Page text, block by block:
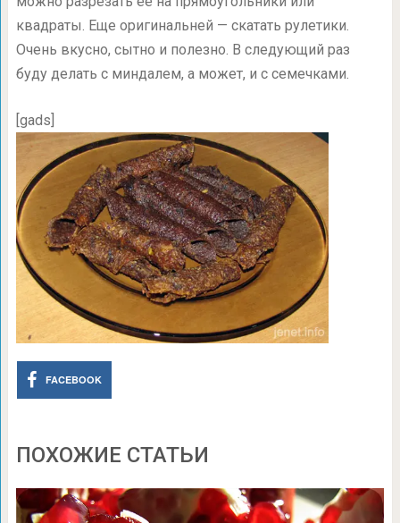
квадраты. Еще оригинальней — скатать рулетики.
Очень вкусно, сытно и полезно. В следующий раз
буду делать с миндалем, а может, и с семечками.
[gads]
FACEBOOK
ПОХОЖИЕ СТАТЬИ